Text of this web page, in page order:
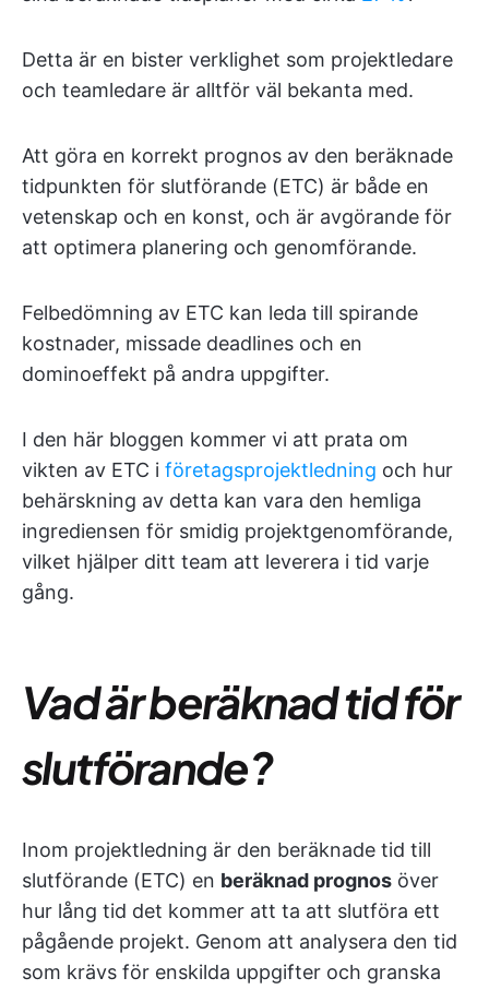
Detta är en bister verklighet som projektledare
och teamledare är alltför väl bekanta med.
Att göra en korrekt prognos av den beräknade
tidpunkten för slutförande (ETC) är både en
vetenskap och en konst, och är avgörande för
att optimera planering och genomförande.
Felbedömning av ETC kan leda till spirande
kostnader, missade deadlines och en
dominoeffekt på andra uppgifter.
I den här bloggen kommer vi att prata om
vikten av ETC i företagsprojektledning och hur
behärskning av detta kan vara den hemliga
ingrediensen för smidig projektgenomförande,
vilket hjälper ditt team att leverera i tid varje
gång.
Vad är beräknad tid för
slutförande?
Inom projektledning är den beräknade tid till
slutförande (ETC) en beräknad prognos över
hur lång tid det kommer att ta att slutföra ett
pågående projekt. Genom att analysera den tid
som krävs för enskilda uppgifter och granska